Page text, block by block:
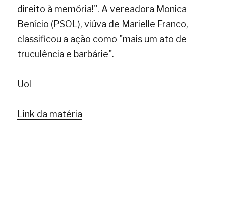
direito à memória!". A vereadora Monica
Benício (PSOL), viúva de Marielle Franco,
classificou a ação como "mais um ato de
truculência e barbárie".
Uol
Link da matéria